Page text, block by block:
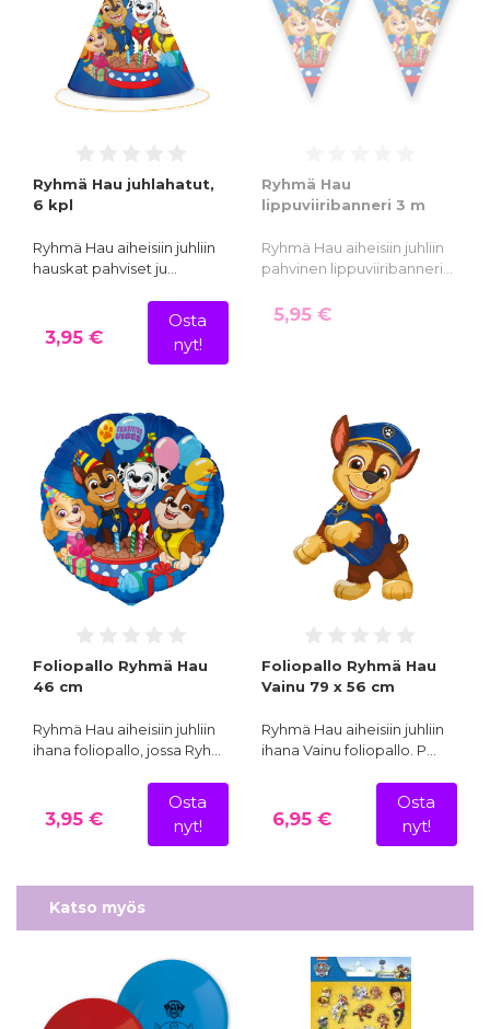
Ryhmä Hau juhlahatut,
6 kpl
Ryhmä Hau aiheisiin juhliin
hauskat pahviset ju…
3,95 €
Osta
nyt!
Ryhmä Hau
lippuviiribanneri 3 m
Ryhmä Hau aiheisiin juhliin
pahvinen lippuviiribanneri…
5,95 €
Foliopallo Ryhmä Hau
46 cm
Ryhmä Hau aiheisiin juhliin
ihana foliopallo, jossa Ryh…
3,95 €
Osta
nyt!
Foliopallo Ryhmä Hau
Vainu 79 x 56 cm
Ryhmä Hau aiheisiin juhliin
ihana Vainu foliopallo. P…
6,95 €
Osta
nyt!
Katso myös